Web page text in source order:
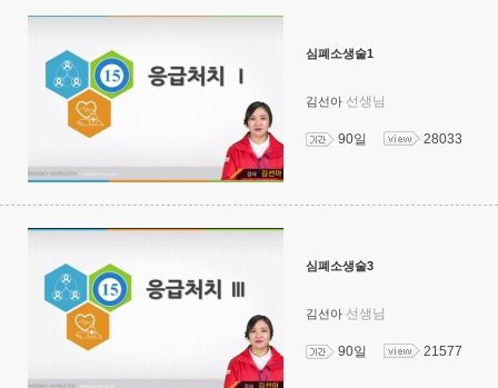
심폐소생술1
김선아 선생님
90일 28033
심폐소생술3
김선아 선생님
90일 21577